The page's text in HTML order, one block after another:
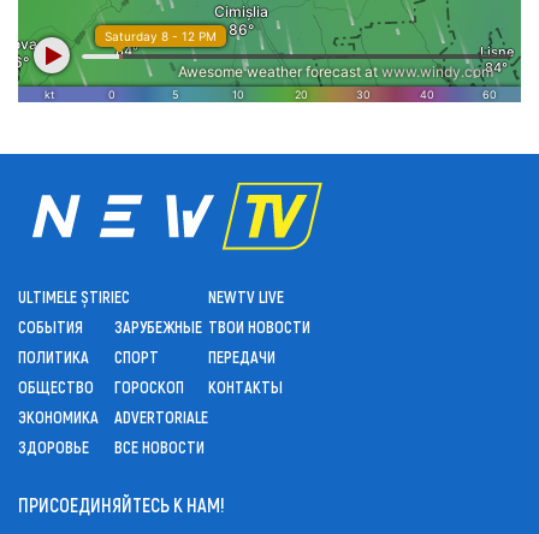
ULTIMELE ȘTIRI
СОБЫТИЯ
ПОЛИТИКА
ОБЩЕСТВО
ЭКОНОМИКА
ЗДОРОВЬЕ
ЕС
ЗАРУБЕЖНЫЕ
СПОРТ
ГОРОСКОП
ADVERTORIALE
ВСЕ НОВОСТИ
NEWTV LIVE
ТВОИ НОВОСТИ
ПЕРЕДАЧИ
КОНТАКТЫ
ПРИСОЕДИНЯЙТЕСЬ К НАМ!